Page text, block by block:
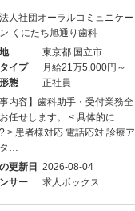
人社団オーラルコミュニケー
くにたち旭通り歯科
東京都 国立市
イプ
月給21万5,000円～
態
正社員
事内容】歯科助手・受付業務全
任せします。 < 具体的に
> 患者様対応 電話応対 診療ア
…
更新日 2026-08-04
サー
求人ボックス